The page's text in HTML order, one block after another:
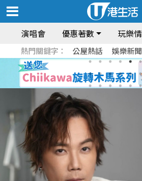
演唱會 優惠著數 玩樂
熱門關鍵字： 公屋熱話 娛樂新聞